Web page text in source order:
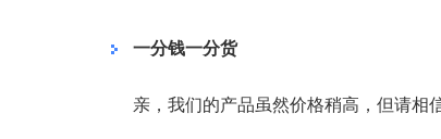
一分钱一分货
亲，我们的产品虽然价格稍高，但请相